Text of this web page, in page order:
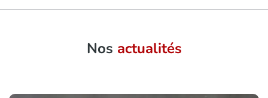
Nos actualités